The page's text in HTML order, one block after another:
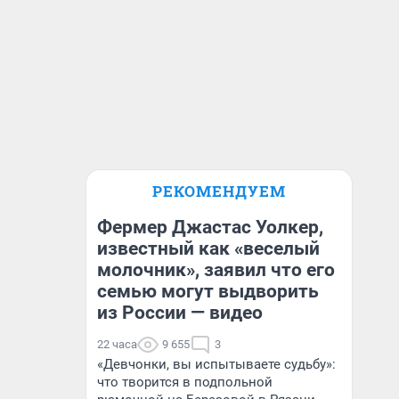
РЕКОМЕНДУЕМ
Фермер Джастас Уолкер,
известный как «веселый
молочник», заявил что его
семью могут выдворить
из России — видео
22 часа 9 655 3
«Девчонки, вы испытываете судьбу»:
что творится в подпольной